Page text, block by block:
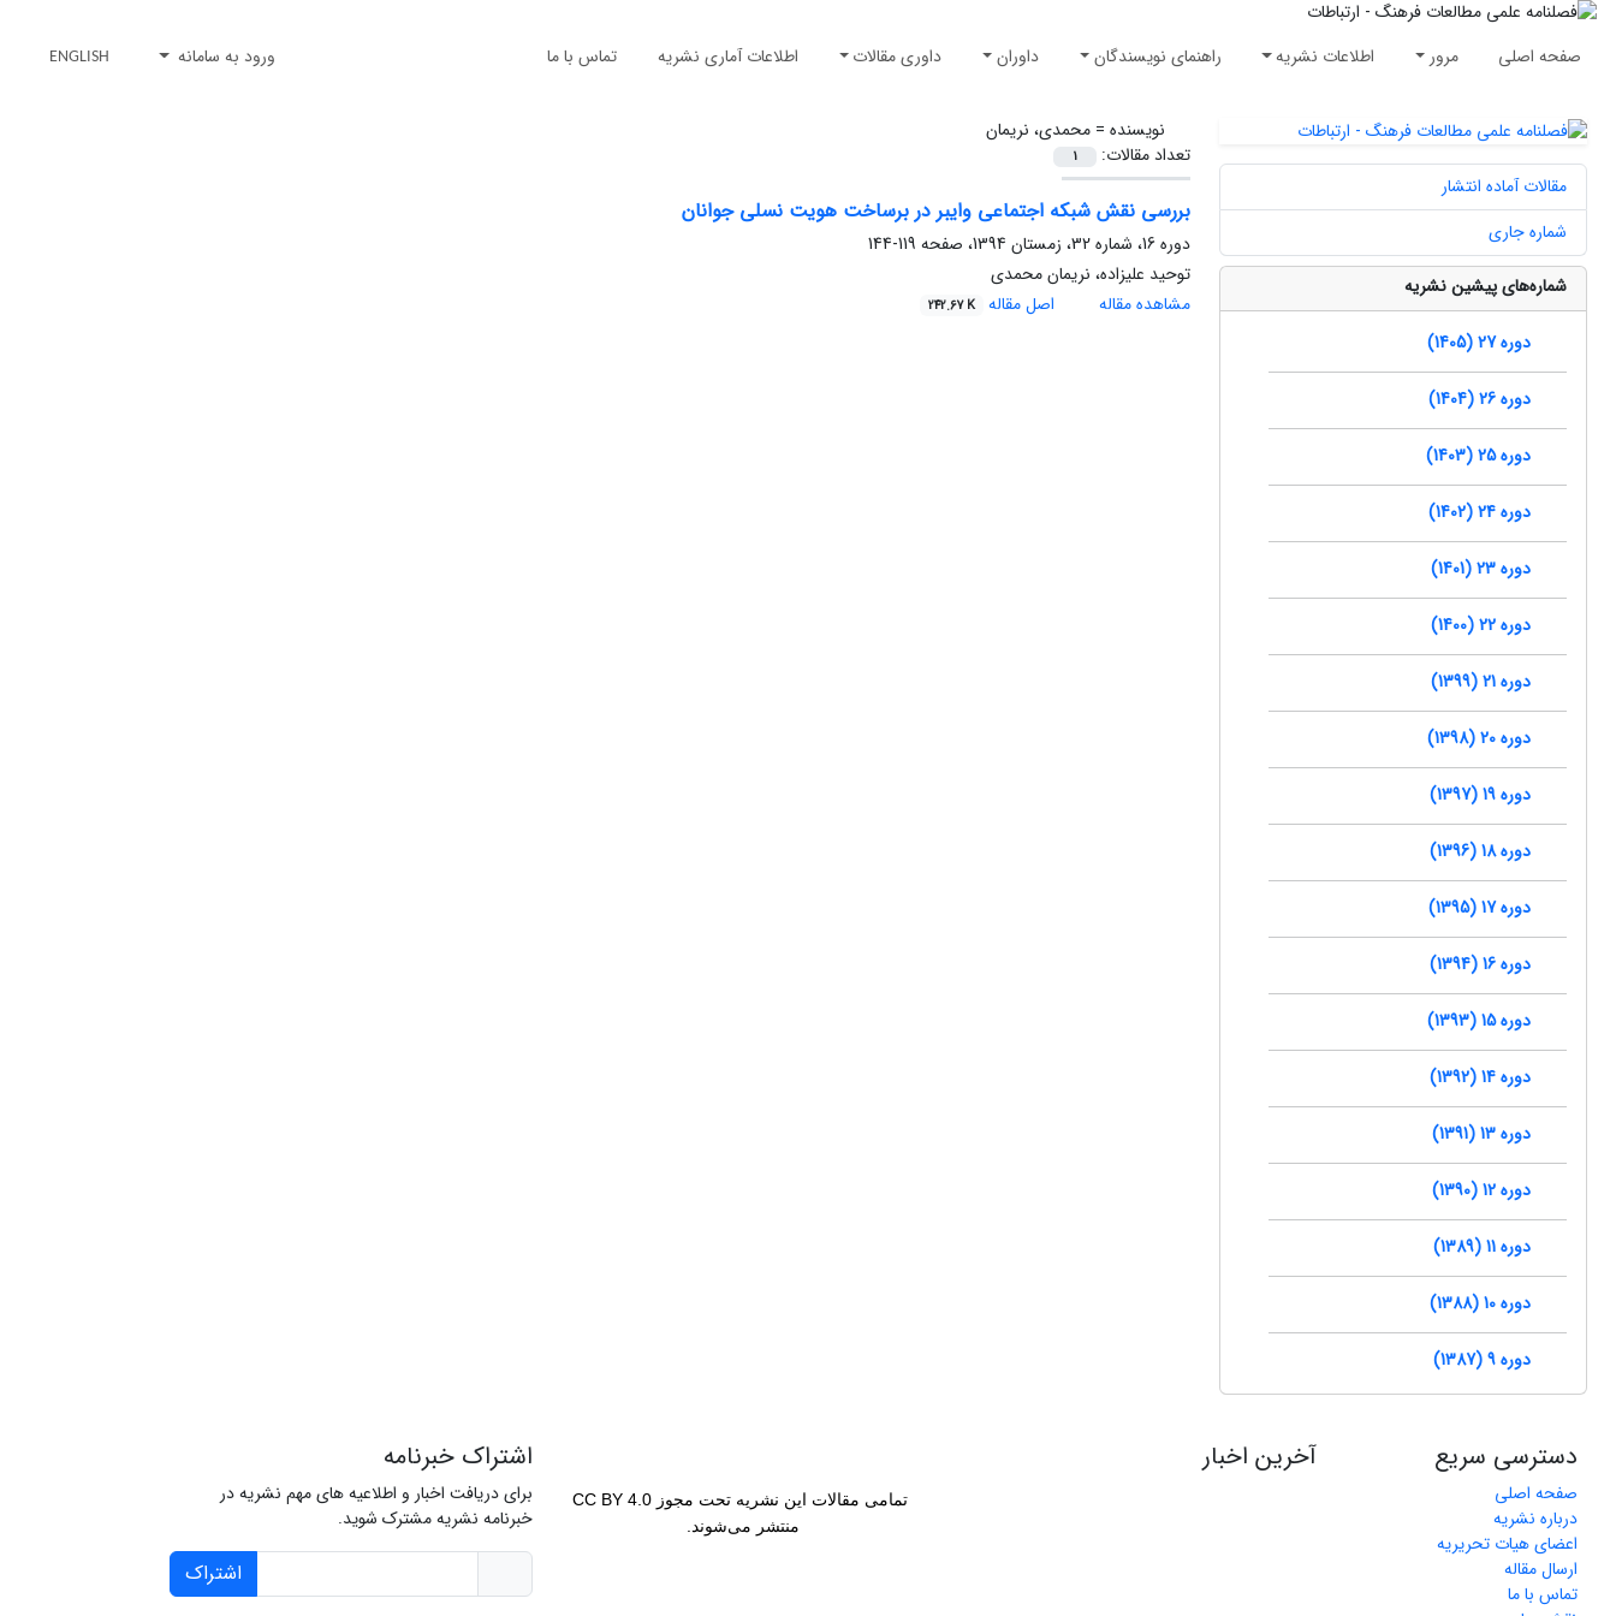
صفحه اصلی مرور اطلاعات نشریه راهنمای نویسندگان داوران داوری مقالات اطلاعات آماری نشریه تماس با ما ورود به سامانه ENGLISH
نویسنده =محمدی، نریمان
تعداد مقالات:
1
بررسی نقش شبکه اجتماعی وایبر در برساخت هویت نسلی جوانان
دوره 16، شماره 32، زمستان 1394، صفحه
119-144
توحید علیزاده، نریمان محمدی
مشاهده مقاله
اصل مقاله 242.67 K
مقالات آماده انتشار
شماره جاری
شماره‌های پیشین نشریه
دوره 27 (1405)
دوره 26 (1404)
دوره 25 (1403)
دوره 24 (1402)
دوره 23 (1401)
دوره 22 (1400)
دوره 21 (1399)
دوره 20 (1398)
دوره 19 (1397)
دوره 18 (1396)
دوره 17 (1395)
دوره 16 (1394)
دوره 15 (1393)
دوره 14 (1392)
دوره 13 (1391)
دوره 12 (1390)
دوره 11 (1389)
دوره 10 (1388)
دوره 9 (1387)
دسترسی سریع
صفحه اصلی
درباره نشریه
اعضای هیات تحریریه
ارسال مقاله
تماس با ما
آخرین اخبار
تمامی مقالات این نشریه تحت مجوز CC BY 4.0
منتشر می‌شوند.
اشتراک خبرنامه
برای دریافت اخبار و اطلاعیه های مهم نشریه در
خبرنامه نشریه مشترک شوید.
اشتراک